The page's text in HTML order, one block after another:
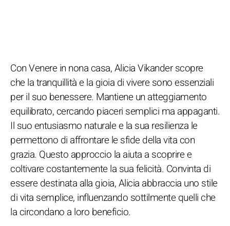
Con Venere in nona casa, Alicia Vikander scopre
che la tranquillità e la gioia di vivere sono essenziali
per il suo benessere. Mantiene un atteggiamento
equilibrato, cercando piaceri semplici ma appaganti.
Il suo entusiasmo naturale e la sua resilienza le
permettono di affrontare le sfide della vita con
grazia. Questo approccio la aiuta a scoprire e
coltivare costantemente la sua felicità. Convinta di
essere destinata alla gioia, Alicia abbraccia uno stile
di vita semplice, influenzando sottilmente quelli che
la circondano a loro beneficio.